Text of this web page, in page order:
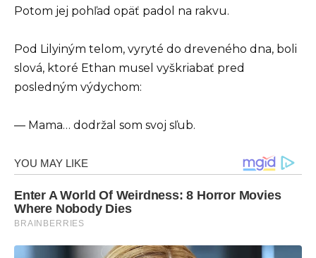
Potom jej pohľad opäť padol na rakvu.
Pod Lilyiným telom, vyryté do dreveného dna, boli
slová, ktoré Ethan musel vyškriabať pred
posledným výdychom:
— Mama… dodržal som svoj sľub.